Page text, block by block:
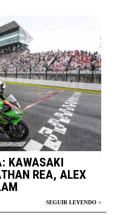
KAWASAKI
REA, ALEX